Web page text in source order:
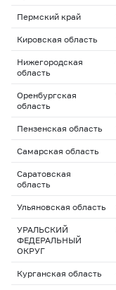
Пермский край
Кировская область
Нижегородская
область
Оренбургская
область
Пензенская область
Самарская область
Саратовская
область
Ульяновская область
УРАЛЬСКИЙ
ФЕДЕРАЛЬНЫЙ
ОКРУГ
Курганская область